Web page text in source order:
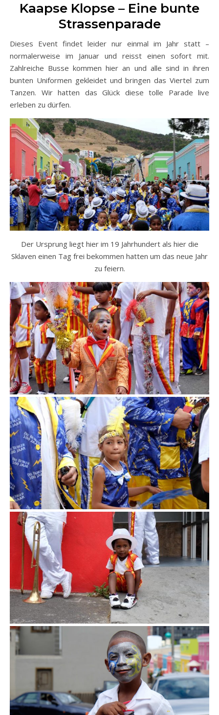
Kaapse Klopse – Eine bunte
Strassenparade
Dieses Event findet leider nur einmal im Jahr statt –
normalerweise im Januar und reisst einen sofort mit.
Zahlreiche Busse kommen hier an und alle sind in ihren
bunten Uniformen gekleidet und bringen das Viertel zum
Tanzen. Wir hatten das Glück diese tolle Parade live
erleben zu dürfen.
Der Ursprung liegt hier im 19 Jahrhundert als hier die
Sklaven einen Tag frei bekommen hatten um das neue Jahr
zu feiern.